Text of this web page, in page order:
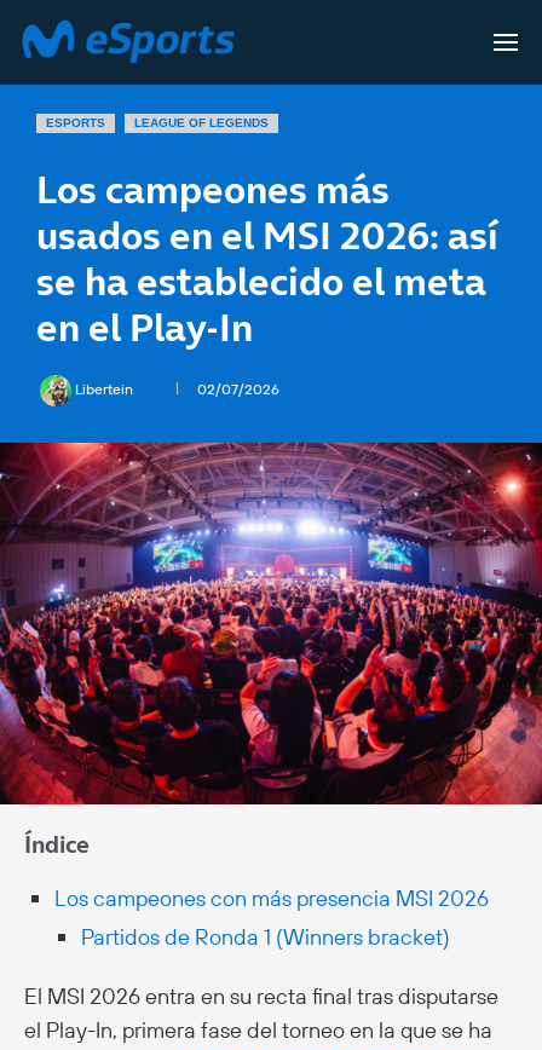
ESPORTS LEAGUE OF LEGENDS
Los campeones más
usados en el MSI 2026: así
se ha establecido el meta
en el Play-In
Libertein 02/07/2026
Índice
Los campeones con más presencia MSI 2026
Partidos de Ronda 1 (Winners bracket)
El MSI 2026 entra en su recta final tras disputarse
el Play-In, primera fase del torneo en la que se ha